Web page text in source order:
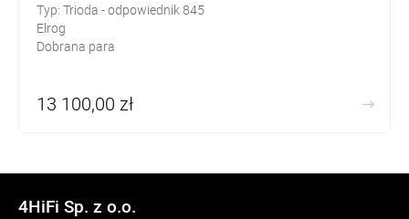
Typ: Trioda - odpowiednik 845
Elrog
Dobrana para
13 100,00 zł
4HiFi Sp. z o.o.